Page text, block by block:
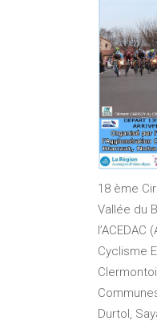
18 ème
Vallée du
Cyclisme
Durtol,